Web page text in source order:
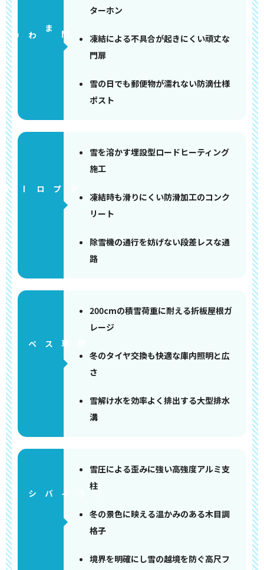
門まわり
ターホン
凍結による不具合が起きにくい頑丈な
門扉
雪の日でも郵便物が濡れない防滴仕様
ポスト
アプローチ
雪を溶かす埋設型ロードヒーティング
施工
凍結時も滑りにくい防滑加工のコンク
リート
除雪機の通行を妨げない段差レスな通
路
200cmの積雪荷重に耐える折板屋根ガ
レージ
冬のタイヤ交換も快適な庫内照明と広
さ
雪解け水を効率よく排出する大型排水
溝
雪圧による歪みに強い高強度アルミ支
柱
冬の景色に映える温かみのある木目調
格子
境界を明確にし雪の越境を防ぐ高尺フ